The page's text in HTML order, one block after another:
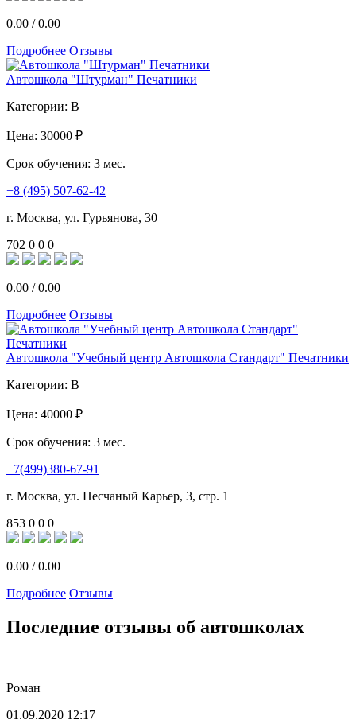
0.00 /0.00
Подробнее Отзывы
Автошкола "Штурман" Печатники
Категории: B
Цена: 30000 ₽
Срок обучения: 3 мес.
+8 (495) 507-62-42
г. Москва, ул. Гурьянова, 30
702 0 0 0
0.00 /0.00
Подробнее Отзывы
Автошкола "Учебный центр Автошкола Стандарт" Печатники
Категории: B
Цена: 40000 ₽
Срок обучения: 3 мес.
+7(499)380-67-91
г. Москва, ул. Песчаный Карьер, 3, стр. 1
853 0 0 0
0.00 /0.00
Подробнее Отзывы
Последние отзывы об автошколах
Роман
01.09.2020 12:17